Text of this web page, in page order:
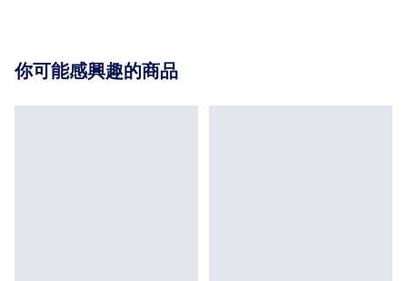
你可能感興趣的商品